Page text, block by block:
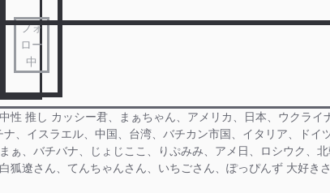
フォ
ロー
中
性 推し カッシー君、まぁちゃん、アメリカ、日本、ウクライ
、イスラエル、中国、台湾、バチカン市国、イタリア、ドイ
ぁ、バチバナ、じょじここ、りぷみみ、アメ日、ロシウク、
狐遼さん、てんちゃんさん、いちごさん、ぽっぴんず 大好き